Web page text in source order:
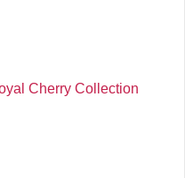
Cherry Collection